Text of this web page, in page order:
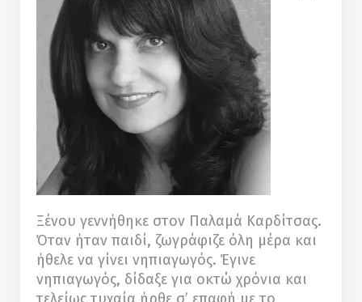
Ξένου γεννήθηκε στον Παλαμά Καρδίτσας.
Όταν ήταν παιδί, ζωγράφιζε όλη μέρα και
ήθελε να γίνει νηπιαγωγός. Έγινε
νηπιαγωγός, δίδαξε για οκτώ χρόνια και